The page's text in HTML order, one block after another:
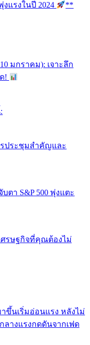
แรงในปี 2024
**
มกราคม): เจาะลึก
!
ประชุมสำคัญและ
า S&P 500 พุ่งแตะ
รษฐกิจที่คุณต้องไม่
ขึ้นเริ่มอ่อนแรง หลังไม่
ลางแรงกดดันจากเฟด